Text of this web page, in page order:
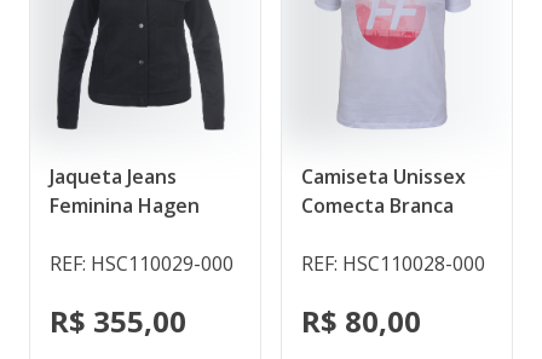
Jaqueta Jeans
Feminina Hagen
REF: HSC110029-000
R$ 355,00
Camiseta Unissex
Comecta Branca
REF: HSC110028-000
R$ 80,00